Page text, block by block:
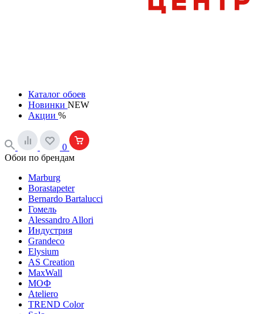
Каталог обоев
Новинки NEW
Акции %
0
Обои по брендам
Marburg
Borastapeter
Bernardo Bartalucci
Гомель
Alessandro Allori
Индустрия
Grandeco
Elysium
AS Creation
MaxWall
МОФ
Ateliero
TREND Color